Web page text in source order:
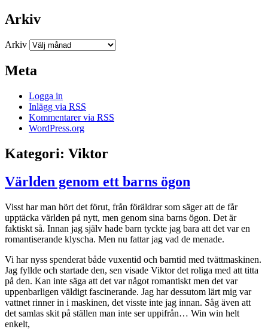
Arkiv
Arkiv
Meta
Logga in
Inlägg via RSS
Kommentarer via RSS
WordPress.org
Kategori: Viktor
Världen genom ett barns ögon
Visst har man hört det förut, från föräldrar som säger att de får
upptäcka världen på nytt, men genom sina barns ögon. Det är
faktiskt så. Innan jag själv hade barn tyckte jag bara att det var en
romantiserande klyscha. Men nu fattar jag vad de menade.
Vi har nyss spenderat både vuxentid och barntid med tvättmaskinen.
Jag fyllde och startade den, sen visade Viktor det roliga med att titta
på den. Kan inte säga att det var något romantiskt men det var
uppenbarligen väldigt fascinerande. Jag har dessutom lärt mig var
vattnet rinner in i maskinen, det visste inte jag innan. Såg även att
det samlas skit på ställen man inte ser uppifrån… Win win helt
enkelt,